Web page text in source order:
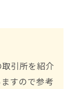
引所を紹介
すので参考